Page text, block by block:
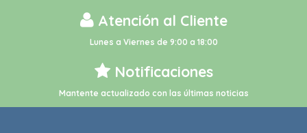
Atención al Cliente
Lunes a Viernes de 9:00 a 18:00
Notificaciones
Mantente actualizado con las últimas noticias